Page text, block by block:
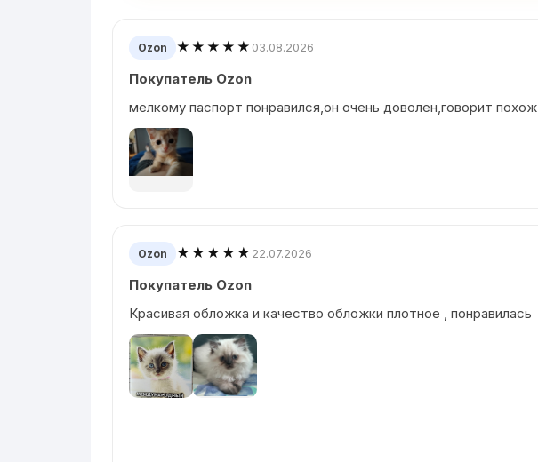
Ozon ★★★★★ 03.08.2026
Покупатель Ozon
мелкому паспорт понравился,он очень доволен,говорит похож
Ozon ★★★★★ 22.07.2026
Покупатель Ozon
Красивая обложка и качество обложки плотное , понравилась